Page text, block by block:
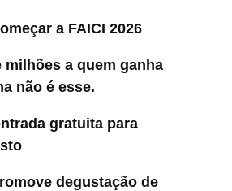
a FAICI 2026
a quem ganha
não é esse.
gratuita para
degustação de